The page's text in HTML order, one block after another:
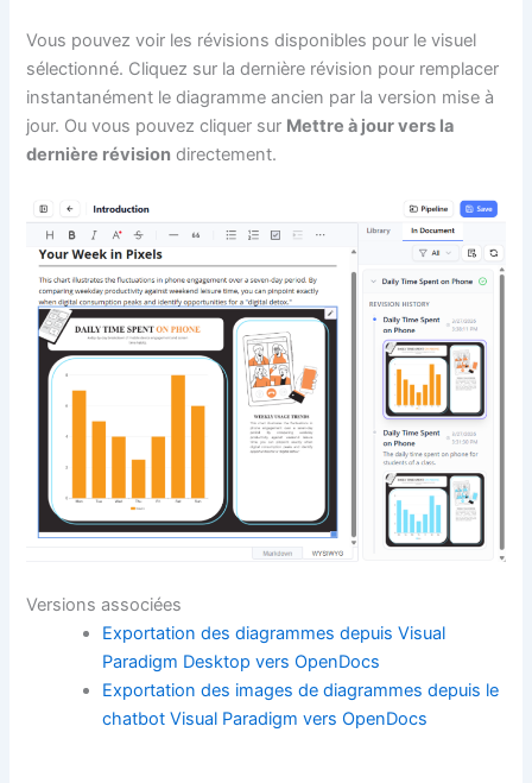
Vous pouvez voir les révisions disponibles pour le visuel
sélectionné. Cliquez sur la dernière révision pour remplacer
instantanément le diagramme ancien par la version mise à
jour. Ou vous pouvez cliquer sur Mettre à jour vers la
dernière révision directement.
Versions associées
Exportation des diagrammes depuis Visual
Paradigm Desktop vers OpenDocs
Exportation des images de diagrammes depuis le
chatbot Visual Paradigm vers OpenDocs